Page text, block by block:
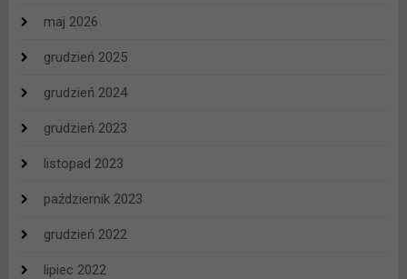
maj 2026
grudzień 2025
grudzień 2024
grudzień 2023
listopad 2023
październik 2023
grudzień 2022
lipiec 2022